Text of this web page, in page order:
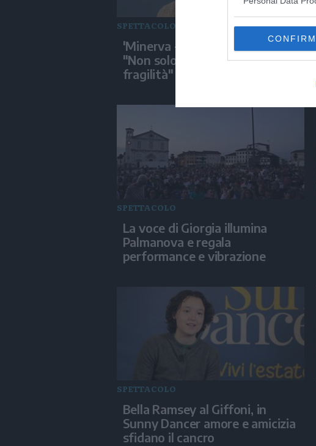
CONFIRM
SPETTACOLO
'Minerva - La Scuola', Gallo:
"Non solo disciplina, anche
fragilità"
SPETTACOLO
La voce di Giorgia illumina
Palmanova e regala
performance e vibrazione
SPETTACOLO
Bella Ramsey al Giffoni, in
Sunny Dancer amore e amicizia
sfidano il cancro